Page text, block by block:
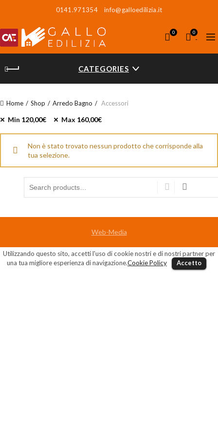
0141.971354 info@galloedilizia.it
0 0
CATEGORIES
Home Shop Arredo Bagno Accessori
Min 120,00€ Max 160,00€
Non è stato trovato nessun prodotto che corrisponde alla
tua selezione.
Web-Media
Utilizzando questo sito, accetti l'uso di cookie nostri e di nostri partner per
una tua migliore esperienza di navigazione.Cookie Policy Accetto